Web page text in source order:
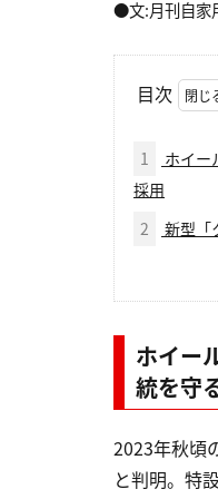
●文:月刊自家
目次
1
ホイー
採用
2
新型「
ホイー
統を守
2023年秋頃
と判明。特